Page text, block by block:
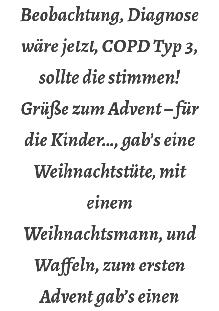
Beobachtung, Diagnose
wäre jetzt, COPD Typ 3,
sollte die stimmen!
Grüße zum Advent – für
die Kinder…, gab’s eine
Weihnachtstüte, mit
einem
Weihnachtsmann, und
Waffeln, zum ersten
Advent gab’s einen